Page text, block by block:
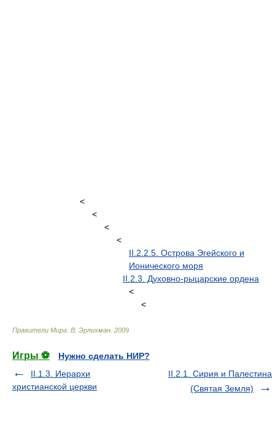
<
<
<
<
II.2.2.5. Острова Эгейского и
Ионического моря
II.2.3. Духовно-рыцарские ордена
<
<
Правители Мира В. Эрлихман 2009
Игры ⚽
Нужно сделать НИР?
II.1.3. Иерархи
христианской церкви
II.2.1. Сирия и Палестина
(Святая Земля)